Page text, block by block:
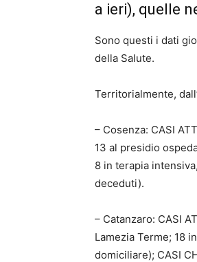
a ieri), quelle
Sono questi i dati
della Salute.
Territorialmente,
– Cosenza: CASI
13 al presidio
8 in terapia
deceduti).
– Catanzaro: CASI
Lamezia Terme; 18
domiciliare); CASI